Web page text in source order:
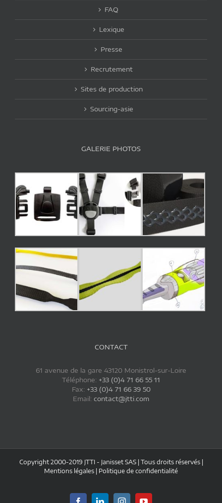
FAQ
Lexique
Presse
Recrutement
Sites de production
Sourcing-asie
GALERIE PHOTOS
CONTACT
61 avenue de la gare 43120 Monistrol-sur-Loire
Téléphone: +33 (0)4 71 66 55 11
Fax: +33 (0)4 71 66 39 50
Email: contact@jtti.com
Copyright 2000-2019 JTTI - Janisset SAS | Tous droits réservés |
Mentions légales | Politique de confidentialité
FacebookLinkedInInstagramYouTube